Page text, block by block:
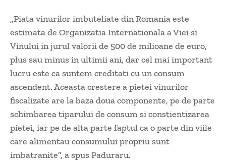
„Piata vinurilor imbuteliate din Romania este
estimata de Organizatia Internationala a Viei si
Vinului in jurul valorii de 500 de milioane de euro,
plus sau minus in ultimii ani, dar cel mai important
lucru este ca suntem creditati cu un consum
ascendent. Aceasta crestere a pietei vinurilor
fiscalizate are la baza doua componente, pe de parte
schimbarea tiparului de consum si constientizarea
pietei, iar pe de alta parte faptul ca o parte din viile
care alimentau consumului propriu sunt
imbatranite”, a spus Paduraru.